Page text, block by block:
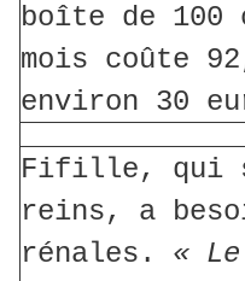
boîte de 100
mois coûte
environ 30
Fifille, qui
reins, a
rénales. «